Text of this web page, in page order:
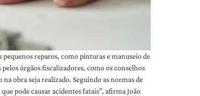
reparos, como pinturas e manuseio de
órgãos fiscalizadores, como os conselhos
obra seja realizado. Seguindo as normas de
pode causar acidentes fatais”, afirma João